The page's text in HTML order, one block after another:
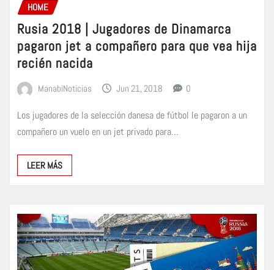
HOME
Rusia 2018 | Jugadores de Dinamarca
pagaron jet a compañero para que vea hija
recién nacida
ManabiNoticias Jun 21, 2018 0
Los jugadores de la selección danesa de fútbol le pagaron a un
compañero un vuelo en un jet privado para…
LEER MÁS